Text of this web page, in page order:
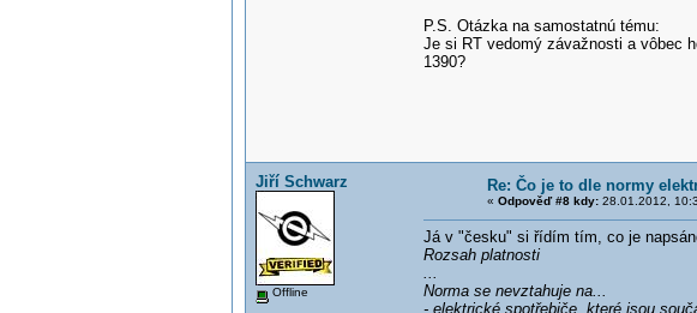
P.S. Otázka na samostatnú tému:
Je si RT vedomý závažnosti a vôbec
1390?
Jiří Schwarz
Offline
Re: Čo je to dle normy
« Odpověď #8 kdy:28.01.2012,
Já v "česku" si řídím tím, co je
Rozsah platnosti
...
Norma se nevztahuje na...
- elektrické spotřebiče, které jsou